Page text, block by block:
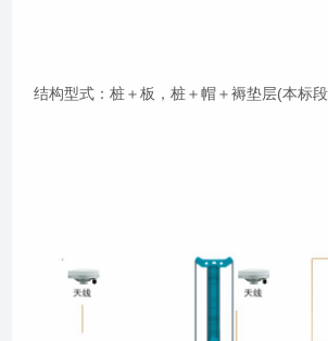
结构型式：桩＋板，桩＋帽＋褥垫层(本标段